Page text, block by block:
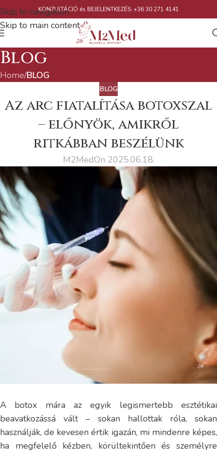
Skip to navigation
Skip to main content
KONZULTÁCIÓ és BEJELENTKEZÉS: +36 30 271 4141
Blog
Home/BLOG
BLOG
Az arc fiatalítása botoxszal
– előnyök, amikről
ritkábban beszélünk
M2MedOn 2025.06.18.
A botox mára az egyik legismertebb esztétikai
beavatkozássá vált – sokan hallottak róla, sokan
használják, de kevesen értik igazán, mi mindenre képes,
ha megfelelő kézben, körültekintően és személyre